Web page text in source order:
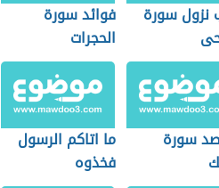
نزول سورة
فوائد سورة
الحجرات
سورة
ما اتاكم الرسول
فخذوه